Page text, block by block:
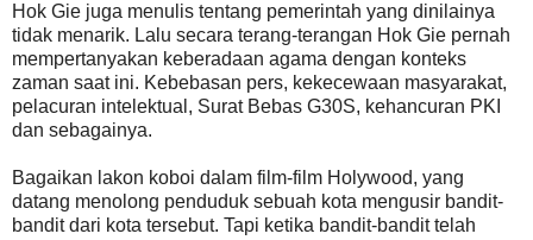
Hok Gie juga menulis tentang pemerintah yang dinilainya
tidak menarik. Lalu secara terang-terangan Hok Gie pernah
mempertanyakan keberadaan agama dengan konteks
zaman saat ini. Kebebasan pers, kekecewaan masyarakat,
pelacuran intelektual, Surat Bebas G30S, kehancuran PKI
dan sebagainya.
Bagaikan lakon koboi dalam film-film Holywood, yang
datang menolong penduduk sebuah kota mengusir bandit-
bandit dari kota tersebut. Tapi ketika bandit-bandit telah